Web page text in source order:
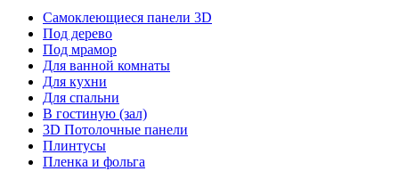
Самоклеющиеся панели 3D
Под дерево
Под мрамор
Для ванной комнаты
Для кухни
Для спальни
В гостиную (зал)
3D Потолочные панели
Плинтусы
Пленка и фольга